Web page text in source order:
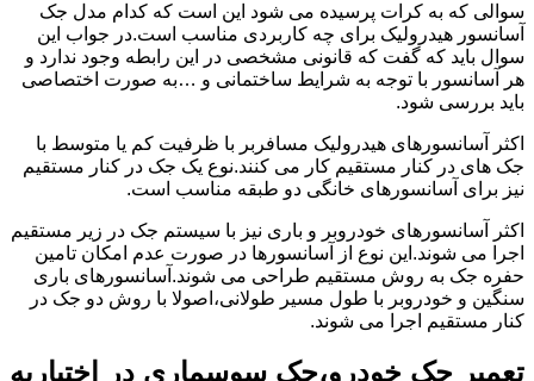
سوالی که به کرات پرسیده می شود این است که کدام مدل جک
آسانسور هیدرولیک برای چه کاربردی مناسب است.در جواب این
سوال باید که گفت که قانونی مشخصی در این رابطه وجود ندارد و
هر آسانسور با توجه به شرایط ساختمانی و …به صورت اختصاصی
باید بررسی شود.
اکثر آسانسورهای هیدرولیک مسافربر با ظرفیت کم یا متوسط با
جک های در کنار مستقیم کار می کنند.نوع یک جک در کنار مستقیم
نیز برای آسانسورهای خانگی دو طبقه مناسب است.
اکثر آسانسورهای خودروبر و باری نیز با سیستم جک در زیر مستقیم
اجرا می شوند.این نوع از آسانسورها در صورت عدم امکان تامین
حفره جک به روش مستقیم طراحی می شوند.آسانسورهای باری
سنگین و خودروبر با طول مسیر طولانی،اصولا با روش دو جک در
کنار مستقیم اجرا می شوند.
تعمیر جک خودرو،جک سوسماری در اختیاریه